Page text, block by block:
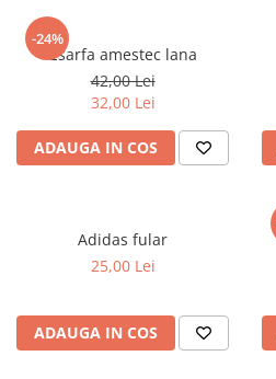
Hanorace
Lenjerii si pijamale
Pantaloni scurti
Sacouri si Costume
Sport
Tricouri si maiouri
Tricouri si maiouri
Salopete
Tricouri si maiouri
veste
-24%
Esarfa amestec lana
42,00 Lei
32,00 Lei
ADAUGA IN COS
Adidas fular
25,00 Lei
ADAUGA IN COS